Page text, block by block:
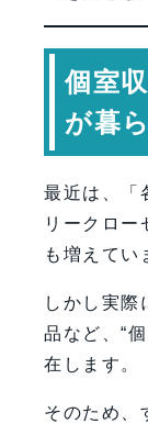
個室
が暮
最近は、「
リークロー
も増えてい
しかし実際
品など、“
在します。
そのため、